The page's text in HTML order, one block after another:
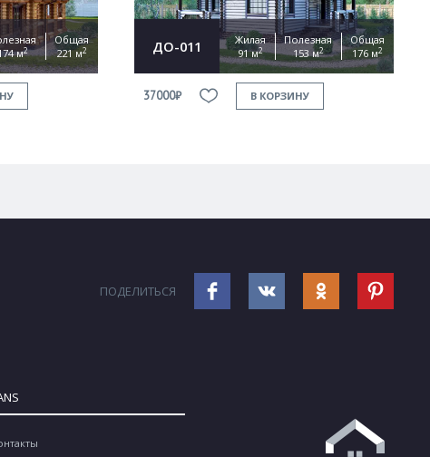
м2
Общая
221 м2 ДО-011
Жилая
91 м2
Полезная
153 м2
Общая
176 м2
37000₽ В КОРЗИНУ
ПОДЕЛИТЬСЯ